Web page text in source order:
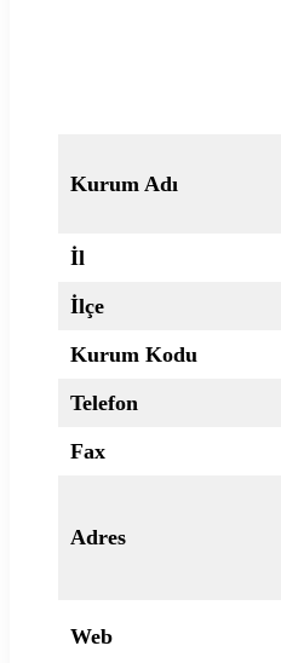
Kurum Adı
İl
İlçe
Kurum Kodu
Telefon
Fax
Adres
Web